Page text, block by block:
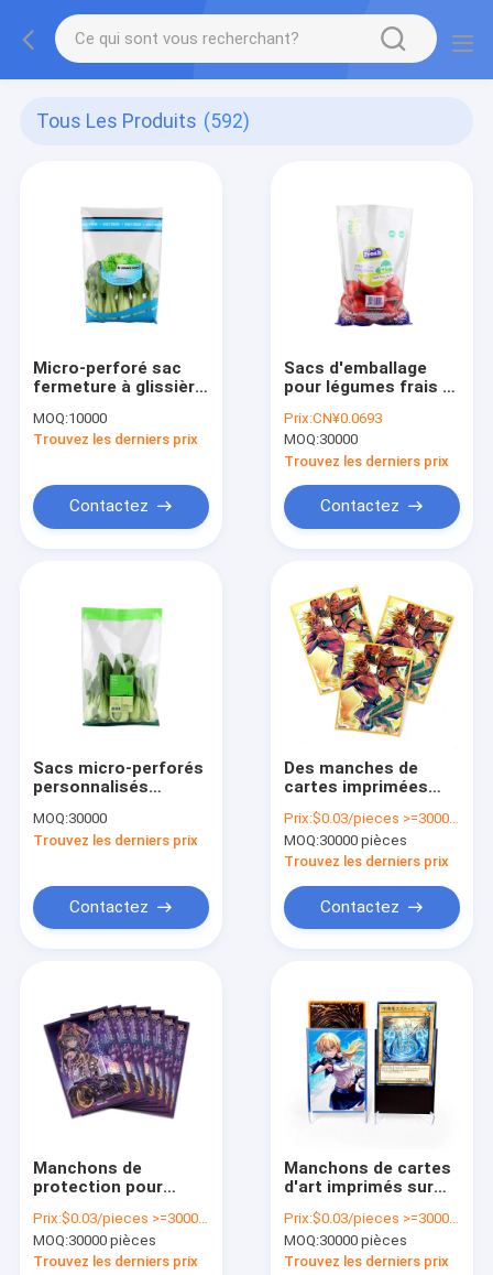
Tous Les Produits (592)
Micro-perforé sac
fermeture à glissière
sac d'emballage de
fruits et légumes
MOQ:10000
Trouvez les derniers prix
Contactez
Sacs d'emballage
pour légumes frais et
avec options de
fermeture à glissière
Prix:CN¥0.0693
MOQ:30000
Trouvez les derniers prix
Contactez
Sacs micro-perforés
personnalisés
emballage
alimentaire,
thermoscellable,
impression en
rétractable BOPP,
MOQ:30000
Trouvez les derniers prix
Contactez
Des manches de
cartes imprimées
personnalisées pour
les jeux de cartes
d'anime et de jeu
Prix:$0.03/pieces >=30000 pieces
MOQ:30000 pièces
Trouvez les derniers prix
Contactez
Manchons de
protection pour
finition mate laser
holographique
personnalisée
Prix:$0.03/pieces >=30000 pieces
MOQ:30000 pièces
Trouvez les derniers prix
Manchons de cartes
d'art imprimés sur
les cartes de jeu
animées
holographiques
Prix:$0.03/pieces >=30000 pieces
MOQ:30000 pièces
Trouvez les derniers prix